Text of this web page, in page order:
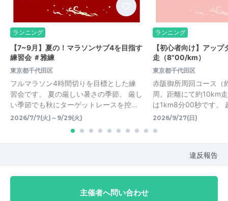
ランニング
【7~9月】夏の！マラソンサブ4を目指す
練習会 ＃雅練
東京都千代田区
フルマラソン4時間切りを目標とした練
習会です。 夏の厳しい暑さの季節。 厳し
い季節でも秋にターゲットレースを控…
2026/7/7(火)～9/29(火)
ランニング
【初心者向け】アッ
走（8"00/km）
東京都千代田区
赤阪御所周回コース（
周。距離にて約10km
は1km8分00秒です。
2026/9/27(日)
違反報告
主催者へ問い合わせ